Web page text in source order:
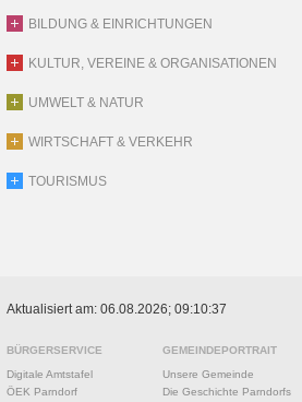
BILDUNG & EINRICHTUNGEN
KULTUR, VEREINE & ORGANISATIONEN
UMWELT & NATUR
WIRTSCHAFT & VERKEHR
TOURISMUS
Aktualisiert am: 06.08.2026; 09:10:37
BÜRGERSERVICE
Digitale Amtstafel
ÖEK Parndorf
GEMEINDEPORTRAIT
Unsere Gemeinde
Die Geschichte Parndorfs